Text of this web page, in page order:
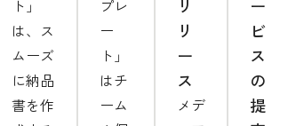
ト」
は、ス
ムーズ
に納品
書を作
プレ
ー
ト」
はチ
ーム
リ
リ
ー
ス
メデ
ー
ビ
ス
の
提